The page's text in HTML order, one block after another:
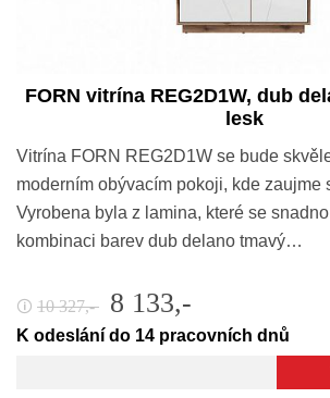
FORN vitrína REG2D1W, dub
lesk
Vitrína FORN REG2D1W se bude
moderním obývacím pokoji, kde zaujme
Vyrobena byla z lamina, které se
kombinaci barev dub delano tmavý…
🛈 10 327,- 8 133,-
K odeslání do 14 pracovních dnů